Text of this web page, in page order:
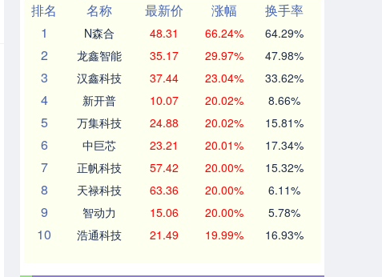
排名
名称 最新价 涨幅
换手率
1
N森合 48.31 66.24% 64.29%
2 龙鑫智能 35.17 29.97% 47.98%
3 汉鑫科技 37.44 23.04% 33.62%
4 新开普 10.07 20.02% 8.66%
5 万集科技 24.88 20.02% 15.81%
6 中巨芯 23.21 20.01% 17.34%
7 正帆科技 57.42 20.00% 15.32%
8 天禄科技 63.36 20.00% 6.11%
9 智动力 15.06 20.00% 5.78%
10 浩通科技 21.49 19.99% 16.93%